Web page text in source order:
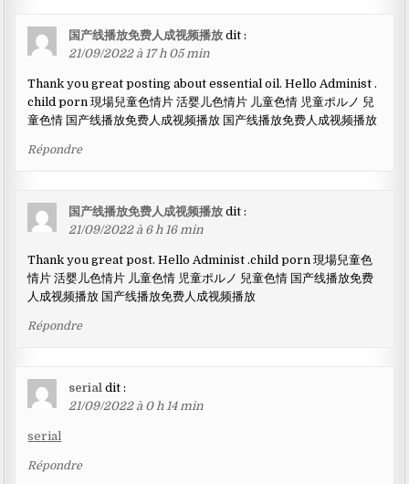
国产线播放免费人成视频播放 dit :
21/09/2022 à 17 h 05 min
Thank you great posting about essential oil. Hello Administ .
child porn 現場兒童色情片 活婴儿色情片 儿童色情 児童ポルノ 兒
童色情 国产线播放免费人成视频播放 国产线播放免费人成视频播放
Répondre
国产线播放免费人成视频播放 dit :
21/09/2022 à 6 h 16 min
Thank you great post. Hello Administ .child porn 現場兒童色
情片 活婴儿色情片 儿童色情 児童ポルノ 兒童色情 国产线播放免费
人成视频播放 国产线播放免费人成视频播放
Répondre
serial dit :
21/09/2022 à 0 h 14 min
serial
Répondre